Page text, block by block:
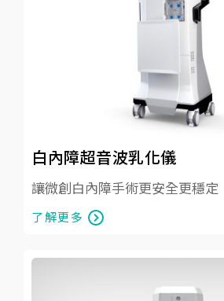
白內障超音波乳化儀
讓微創白內障手術更安全更穩定
了解更多